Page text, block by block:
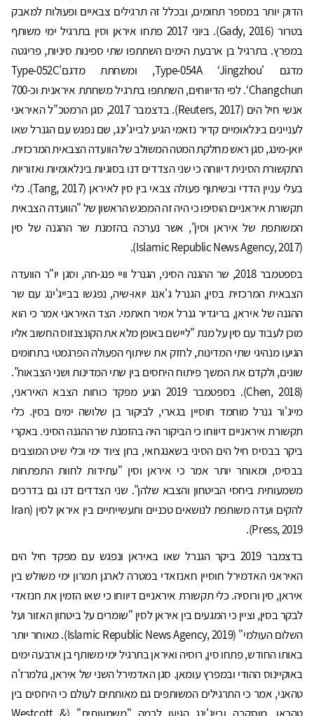
הדוק יותר במספר תחומים, ובכלל זה תרגילים צבאיים ופעולות למאבק
בטרור (Gady, 2016). ביוני 2017 פתחו איראן וסין בתרגיל ימי משותף
במפרץ. בתרגיל בן ארבעת הימים השתתפו שתי ספינות סיניות, פריגטה
מדגם 'Type-054A ‘Jingzhou, ומשחתת מדגם'Type-052C
‘Changchun. לפי הדיווחים, השתתפו בתרגיל משחתת איראנית וכ-700
אנשי חיל הים (Reuters, 2017). בדצמבר 2017, סגן הרמטכ"ל האיראני
לעניינים בינלאומיים קדיר נזאמי הגיע לבייג'ינג, שם נפגש עם הגנרל שאו
יואן-מינג, סגן ראש מחלקת המטה המשולב של הוועדה הצבאית המרכזית.
התקשורת הסינית דיווחה כי שני הצדדים דנו בסוגיות בינלאומיות ואזוריות
בעלי עניין הדדי ובשיתוף פעולה צבאי בין סין לאיראן (Tang, 2017). כלי
תקשורת איראניים הוסיפו כי היה זה המפגש הראשון של "הוועדה הצבאית
המשותפת של איראן וסין", אשר נערכה בהזמנת שר ההגנה של סין
(Islamic Republic News Agency, 2017).
בספטמבר 2018, שר ההגנה הסיני, הגנרל וויי פנג-חה, וסגן יו"ר הוועדה
הצבאית המרכזית בסין, הגנרל ג'אנג יואו-שיה, נפגשו בבייג'ינג עם שר
ההגנה של איראן, בריגדיר גנרל אמיר חאתמי. הצד האיראני אמר כי הוא
מוכן לעבוד עם סין על מנת "ליישם באופן מלא את הקונצנזוס החשוב אליו
הגיעו מנהיגי שתי המדינות, לחזק את שיתוף הפעולה הפרגמטי בתחומים
שונים, ולקדם את המשך פיתוח היחסים בין שתי המדינות ושני הצבאות".
(Chen, 2018). בספטמבר 2019 הגיע מפקד כוחות הצבא האיראני,
מייג'ור גנרל מוחמד חוסיין בגארי, לביקור בן שלושה ימים בסין. כלי
תקשורת איראניים דיווחו כי הביקור היה בהזמנת שר ההגנה הסיני. באקרי
ביקר בבסיס חיל הים הסיני בשאנגחאי, בחן ציוד ימי וכלי שיט המוצבים
בבסיס, ומאוחר יותר אמר כי איראן וסין "עתידות לחוות התפתחות
משמעותית ביחסי הביטחון והצבא שלהן". שני הצדדים דנו גם בדרכים
להקים ועדה משותפת לנושאים טכניים ותעשייתיים בין איראן לסין (Iran
Press, 2019).
בדצמבר 2019 ביקר הגנרל שאו באיראן ונפגש עם מפקד חיל הים
האיראני האדמירל חוסיין חאנזאדי במטרה לארגן תמרון ימי משולש בין
איראן, סין ורוסיה. כלי תקשורת איראניים דיווחו כי שאו הזמין את חנזאדי
לבקר בסין, וציין כי המגעים בין איראן לסין "שומרים על ביטחון האזור ועל
השלום העולמי" (Islamic Republic News Agency, 2019). מאוחר יותר
באותו החודש, פתחו סין, רוסיה ואיראן בתרגיל ימי משותף בן ארבעה ימים
באוקיינוס ההודי ובמפרץ עומאן. סגן האדמירל השני של איראן, גולמרז'ה
טהאני, אמר כי התרגילים המשותפים גם מאותתים לעולם כי היחסים בין
טהראן, מוסקבה ובייג'ינג הגיעו לרמה "משמעותית" (Westcott &